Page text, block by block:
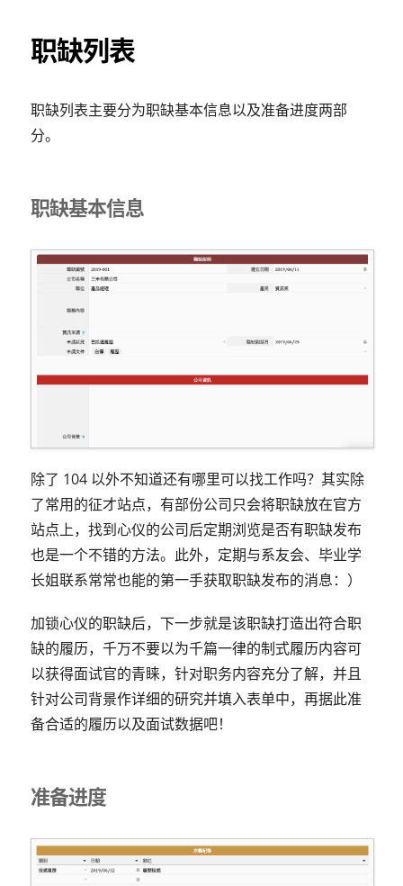
职缺列表
职缺列表主要分为职缺基本信息以及准备进度两部
分。
职缺基本信息
除了 104 以外不知道还有哪里可以找工作吗？其实除
了常用的征才站点，有部份公司只会将职缺放在官方
站点上，找到心仪的公司后定期浏览是否有职缺发布
也是一个不错的方法。此外，定期与系友会、毕业学
长姐联系常常也能的第一手获取职缺发布的消息：）
加锁心仪的职缺后，下一步就是该职缺打造出符合职
缺的履历，千万不要以为千篇一律的制式履历内容可
以获得面试官的青睐，针对职务内容充分了解，并且
针对公司背景作详细的研究并填入表单中，再据此准
备合适的履历以及面试数据吧！
准备进度